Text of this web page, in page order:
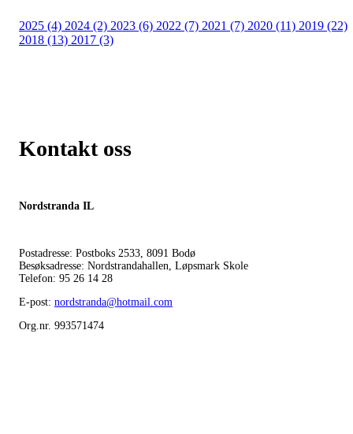
2025 (4) 2024 (2) 2023 (6) 2022 (7) 2021 (7) 2020 (11) 2019 (22)
2018 (13) 2017 (3)
Kontakt oss
Nordstranda IL
Postadresse: Postboks 2533, 8091 Bodø
Besøksadresse: Nordstrandahallen, Løpsmark Skole
Telefon: 95 26 14 28
E-post: nordstranda@hotmail.com
Org.nr. 993571474